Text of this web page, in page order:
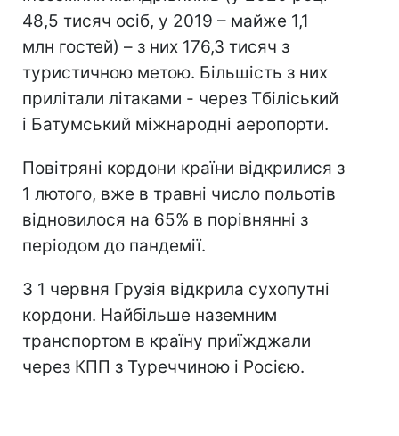
48,5 тисяч осіб, у 2019 – майже 1,1
млн гостей) – з них 176,3 тисяч з
туристичною метою. Більшість з них
прилітали літаками - через Тбіліський
і Батумський міжнародні аеропорти.
Повітряні кордони країни відкрилися з
1 лютого, вже в травні число польотів
відновилося на 65% в порівнянні з
періодом до пандемії.
З 1 червня Грузія відкрила сухопутні
кордони. Найбільше наземним
транспортом в країну приїжджали
через КПП з Туреччиною і Росією.